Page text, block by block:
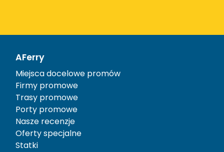
AFerry
Miejsca docelowe promów
Firmy promowe
Trasy promowe
Porty promowe
Nasze recenzje
Oferty specjalne
Statki